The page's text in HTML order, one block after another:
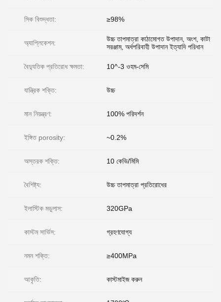
সিক বিশুদ্ধতা: ≥98%
অ্যাপ্লিকেশন:
উচ্চ তাপমাত্রা কাঠামোগত উপাদান, অংশ, কাটা
সরঞ্জাম, অর্ধপরিবাহী উপাদান ইত্যাদি পরিধান
বৈদ্যুতিক প্রতিরোধ ক্ষমতা: 10^-3 ওহম-সেমি
যান্ত্রিক শক্তি: উচ্চ
মান নিয়ন্ত্রণ: 100% পরিদর্শন
ইঙ্গিত porosity: ~0.2%
অস্তরক শক্তি: 10 কেভি/মিমি
বৈশিষ্ট্য: উচ্চ তাপমাত্রা প্রতিরোধের
ইলাস্টিক মডুলাস: 320GPa
কাস্টম সার্ভিস: গ্রহণযোগ্য
নমন শক্তি: ≥400MPa
আকৃতি: কাস্টমাইজ করুন